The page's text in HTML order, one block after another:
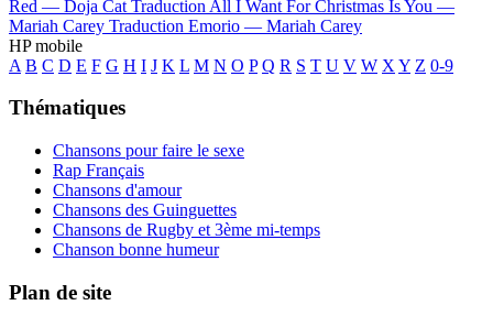
Red — Doja Cat Traduction All I Want For Christmas Is You —
Mariah Carey Traduction Emorio — Mariah Carey
HP mobile
A B C D E F G H I J K L M N O P Q R S T U V W X Y Z 0-9
Thématiques
Chansons pour faire le sexe
Rap Français
Chansons d'amour
Chansons des Guinguettes
Chansons de Rugby et 3ème mi-temps
Chanson bonne humeur
Plan de site